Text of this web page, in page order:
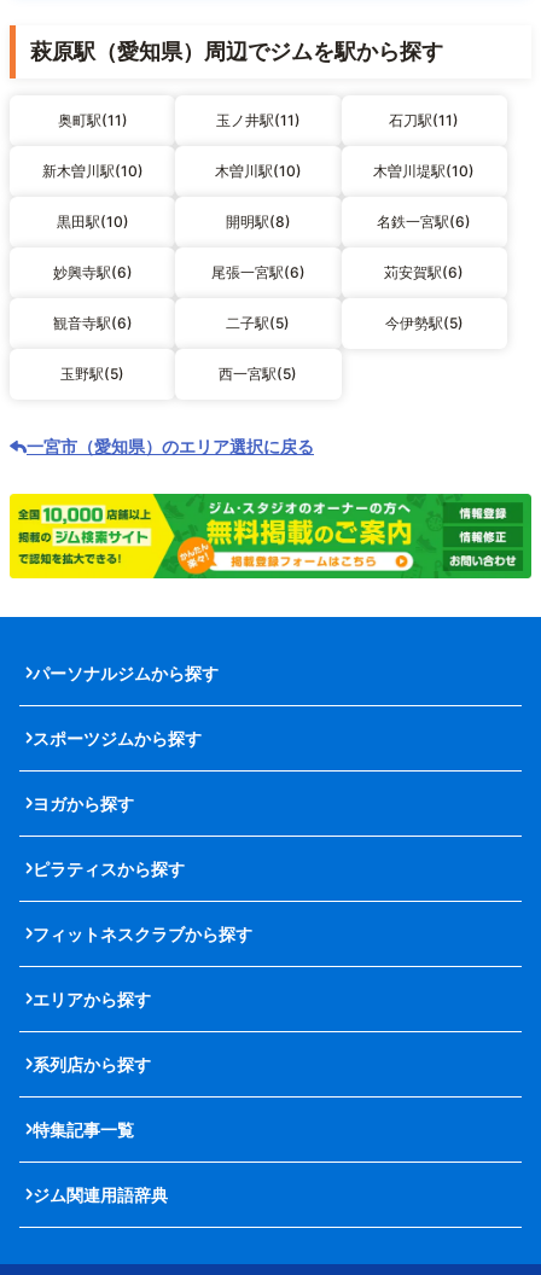
萩原駅（愛知県）周辺でジムを駅から探す
奥町駅(11) 玉ノ井駅(11) 石刀駅(11)
新木曽川駅(10) 木曽川駅(10) 木曽川堤駅(10)
黒田駅(10) 開明駅(8) 名鉄一宮駅(6)
妙興寺駅(6) 尾張一宮駅(6) 苅安賀駅(6)
観音寺駅(6) 二子駅(5) 今伊勢駅(5)
玉野駅(5) 西一宮駅(5)
一宮市（愛知県）のエリア選択に戻る
パーソナルジムから探す
スポーツジムから探す
ヨガから探す
ピラティスから探す
フィットネスクラブから探す
エリアから探す
系列店から探す
特集記事一覧
ジム関連用語辞典